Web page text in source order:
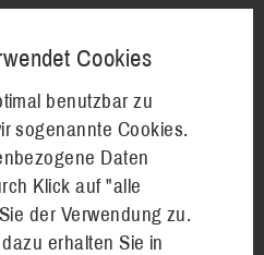
Cookies
benutzbar zu
sogenannte Cookies.
Daten
Klick auf "alle
der Verwendung zu.
erhalten Sie in